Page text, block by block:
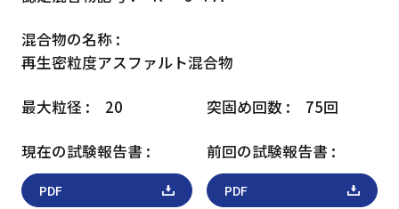
再生密粒度アスファルト混合物
20 75回
PDF PDF